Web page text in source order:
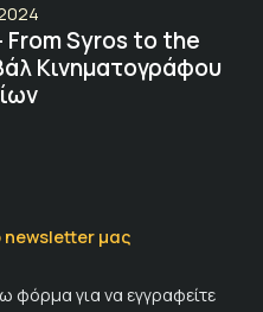
From Syros to the
Κινηματογράφου
newsletter μας
για να εγγραφείτε